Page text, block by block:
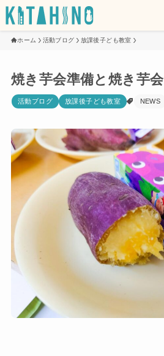
ホーム 活動ブログ 放課後子ども教室
焼き芋会準備と焼き芋会
活動ブログ 放課後子ども教室 NEWS